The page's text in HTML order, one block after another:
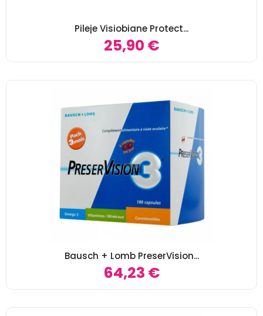
Pileje Visiobiane Protect...
25,90 €
Bausch + Lomb PreserVision...
64,23 €